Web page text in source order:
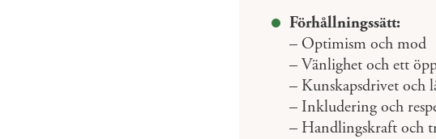
Förhållningssätt:
– Optimism och mod
– Vänlighet och ett
– Kunskapsdrivet och
– Inkludering och
– Handlingskraft och